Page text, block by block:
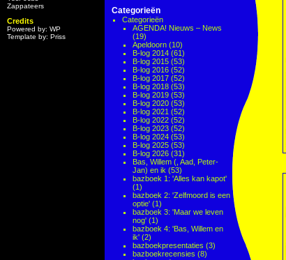
Zappateers
Credits
Powered by: WP
Template by: Priss
Categorieën
Categorieën
AGENDA! Nieuws – News
(19)
Apeldoorn (10)
B-log 2014 (61)
B-log 2015 (53)
B-log 2016 (52)
B-log 2017 (52)
B-log 2018 (53)
B-log 2019 (53)
B-log 2020 (53)
B-log 2021 (52)
B-log 2022 (52)
B-log 2023 (52)
B-log 2024 (53)
B-log 2025 (53)
B-log 2026 (31)
Bas, Willem (, Aad, Peter-
Jan) en ik (53)
bazboek 1: 'Alles kan kapot'
(1)
bazboek 2: 'Zelfmoord is een
optie' (1)
bazboek 3: 'Maar we leven
nog' (1)
bazboek 4: 'Bas, Willem en
ik' (2)
bazboekpresentaties (3)
bazboekrecensies (8)